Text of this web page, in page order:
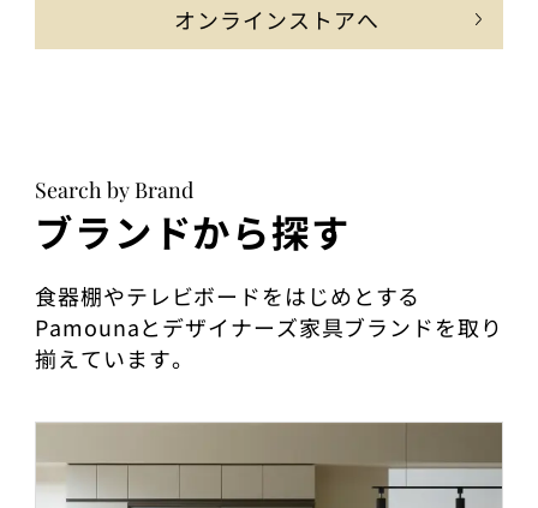
オンラインストアへ
Search by Brand
ブランドから探す
食器棚やテレビボードをはじめとする
Pamounaとデザイナーズ家具ブランドを取り
揃えています。